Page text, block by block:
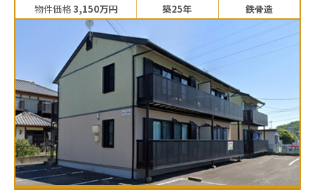
物件価格3,150万円 築25年 鉄骨造